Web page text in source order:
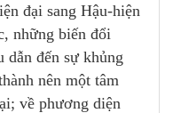
đại sang Hậu-hiện
những biến đổi
dẫn đến sự khủng
nên một tâm
về phương diện